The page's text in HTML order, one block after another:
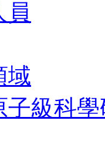
員
域
子級科